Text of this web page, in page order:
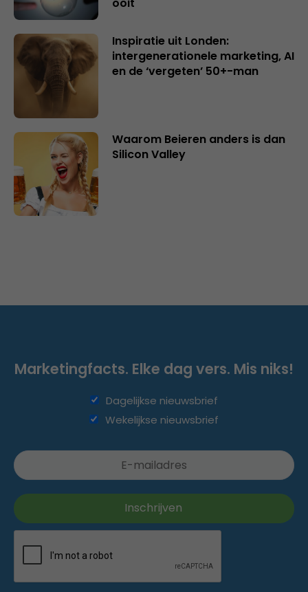
ooit
Inspiratie uit Londen:
intergenerationele marketing, AI
en de ‘vergeten’ 50+-man
Waarom Beieren anders is dan
Silicon Valley
Marketingfacts. Elke dag vers. Mis niks!
Dagelijkse nieuwsbrief
Wekelijkse nieuwsbrief